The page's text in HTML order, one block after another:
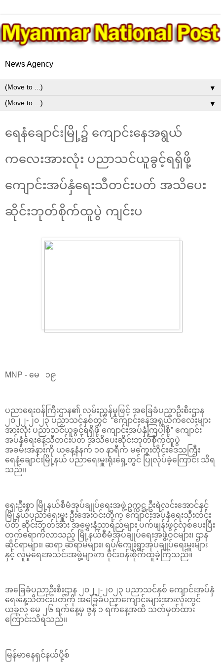
News Agency
▼
▼
ရေနံချောင်းမြို့၌ ကျောင်းနေအရွယ်
ကလေးအားလုံး ပညာသင်ယူခွင့်ရရှိဖို့
ကျောင်းအပ်နှံရေးသီတင်းပတ် အသိပေး
ဆိုင်းဘုတ်စိုက်ထူပွဲ ကျင်းပ
MNP - မေ ၁၉
ပညာရေးဝန်ကြီးဌာန၏ လမ်းညွှန်မှုဖြင့် အခြေခံပညာဦးစီးဌာန
၂၀၂၂-၂၀၂၃ ပညာသင်နှစ်တွင် “ကျောင်းနေအရွယ်ကလေးများ
အားလုံး ပညာသင်ယူခွင့်ရရှိဖို့ ကျောင်းအပ်နှံကြပါစို့” ကျောင်း
အပ်နှံရေးနေ့သီတင်းပတ် အသိပေးဆိုင်းဘုတ်စိုက်ထူပွဲ
အခမ်းအနားကို ယနေ့နံနက် ၁၀ နာရီက မကွေးတိုင်းဒေသကြီး
ရေနံချောင်းမြို့နယ် ပညာရေးမှူးရုံးရှေ့တွင် ပြုလုပ်ခဲ့ကြောင်း သိရ
သည်။
ရှေးဦးစွာ မြို့နယ်စီမံအုပ်ချုပ်ရေးအဖွဲ့ဥက္ကဋ္ဌ ဦးရဲလင်းအောင်နှင့်
မြို့နယ်ပညာရေးမှူး ဦးအေးဝင်းတို့က ကျောင်းအပ်နှံရေးသီးတင်း
ပတ် ဆိုင်းဘုတ်အား အမွှေးနံ့သာရည်များ ပက်ဖျန်းဖွင့်လှစ်ပေးပြီး
တက်ရောက်လာသည့် မြို့နယ်စီမံအုပ်ချုပ်ရေးအဖွဲ့ဝင်များ၊ ဌာန
ဆိုင်ရာများ၊ ဆရာ ဆရာမများ၊ ရပ်/ကျေးရွာအုပ်ချုပ်ရေးမှူးများ
နှင့် လူမှုရေးအသင်းအဖွဲ့များက ဝိုင်းဝန်းစိုက်ထူခဲ့ကြသည်။
အခြေခံပညာဦးစီးဌာန ၂၀၂၂-၂၀၂၃ ပညာသင်နှစ် ကျောင်းအပ်နှံ
ရေးနေ့သီတင်းပတ်ကို အခြေခံပညာကျောင်းများအားလုံးတွင်
ယခုလ မေ ၂၆ ရက်နေ့မှ ဇွန် ၁ ရက်နေ့အထိ သတ်မှတ်ထား
ကြောင်းသိရသည်။
မြန်မာနေရှင်နယ်ပို့စ်